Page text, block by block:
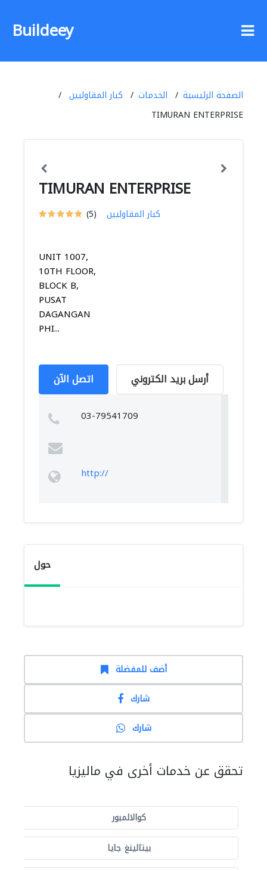
Buildeey
الصفحة الرئيسية الخدمات
كبار المقاوليين
TIMURAN ENTERPRISE
TIMURAN ENTERPRISE
(5) كبار المقاوليين
UNIT 1007,
10TH FLOOR,
BLOCK B,
PUSAT
DAGANGAN
PHI...
اتصل الآن أرسل بريد الكتروني
03-79541709
http://
حول
أضف للمفضلة
شارك
شارك
تحقق عن خدمات أخرى في ماليزيا
كوالالمبور
بيتالينغ جايا